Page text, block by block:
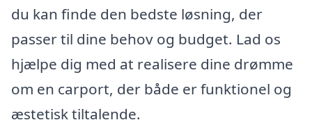
du kan finde den bedste løsning, der
passer til dine behov og budget. Lad os
hjælpe dig med at realisere dine drømme
om en carport, der både er funktionel og
æstetisk tiltalende.